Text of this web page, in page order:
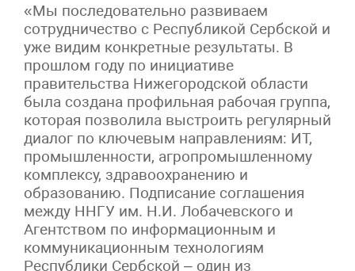
«Мы последовательно развиваем
сотрудничество с Республикой Сербской и
уже видим конкретные результаты. В
прошлом году по инициативе
правительства Нижегородской области
была создана профильная рабочая группа,
которая позволила выстроить регулярный
диалог по ключевым направлениям: ИТ,
промышленности, агропромышленному
комплексу, здравоохранению и
образованию. Подписание соглашения
между ННГУ им. Н.И. Лобачевского и
Агентством по информационным и
коммуникационным технологиям
Республики Сербской – один из